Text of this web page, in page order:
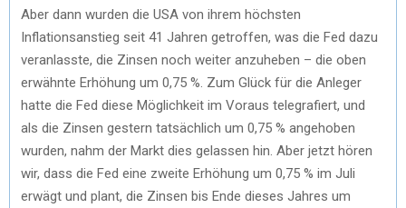
Aber dann wurden die USA von ihrem höchsten
Inflationsanstieg seit 41 Jahren getroffen, was die Fed dazu
veranlasste, die Zinsen noch weiter anzuheben – die oben
erwähnte Erhöhung um 0,75 %. Zum Glück für die Anleger
hatte die Fed diese Möglichkeit im Voraus telegrafiert, und
als die Zinsen gestern tatsächlich um 0,75 % angehoben
wurden, nahm der Markt dies gelassen hin. Aber jetzt hören
wir, dass die Fed eine zweite Erhöhung um 0,75 % im Juli
erwägt und plant, die Zinsen bis Ende dieses Jahres um